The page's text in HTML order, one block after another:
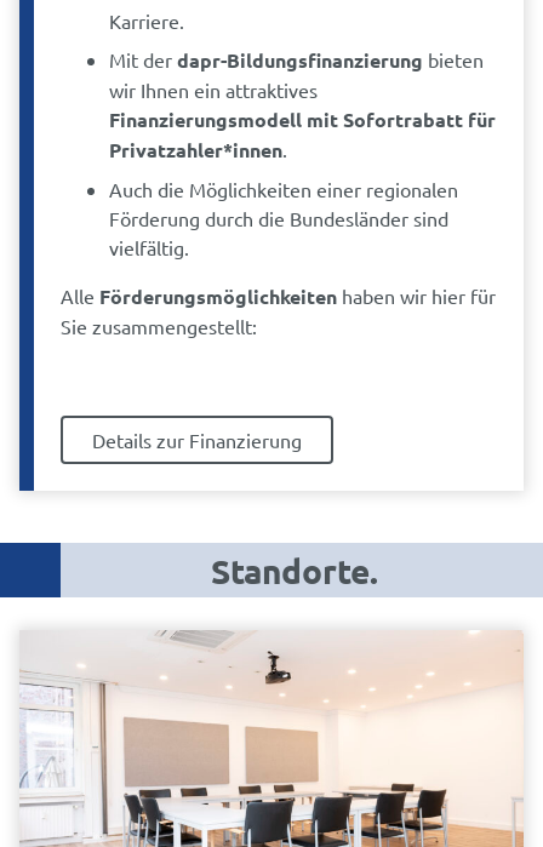
Karriere.
Mit der dapr-Bildungsfinanzierung bieten
wir Ihnen ein attraktives
Finanzierungsmodell mit Sofortrabatt für
Privatzahler*innen.
Auch die Möglichkeiten einer regionalen
Förderung durch die Bundesländer sind
vielfältig.
Alle Förderungsmöglichkeitenhaben wir hier für
Sie zusammengestellt:
Details zur Finanzierung
Standorte.